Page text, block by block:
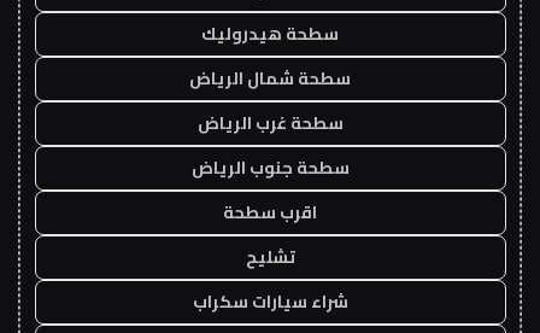
سطحة هيدروليك
سطحة شمال الرياض
سطحة غرب الرياض
سطحة جنوب الرياض
اقرب سطحة
تشليح
شراء سيارات سكراب